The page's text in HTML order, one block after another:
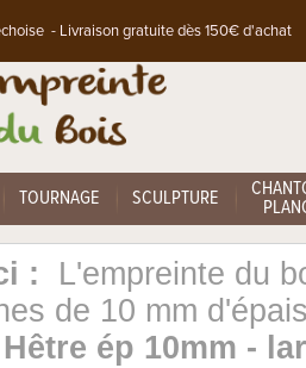
- Livraison gratuite dès 150€ d'achat
TOURNAGE SCULPTURE
:
L'empreinte du
de 10 mm
ép 10mm -